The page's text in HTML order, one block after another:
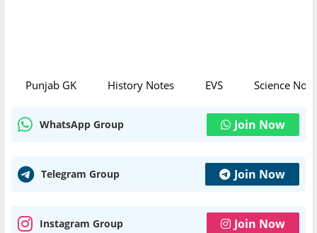
Punjab GK History Notes EVS Science
WhatsApp Group Join Now
Telegram Group Join Now
Instagram Group Join Now